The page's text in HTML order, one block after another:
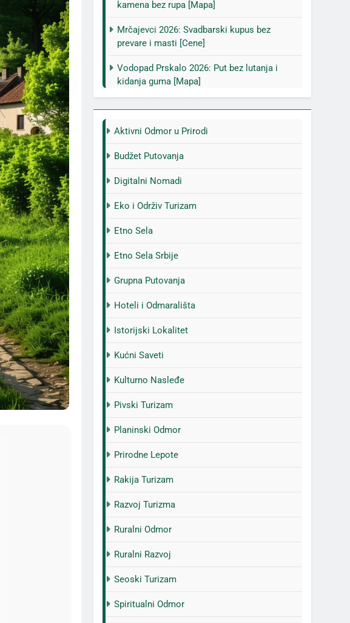
kamena bez rupa [Mapa]
Mrčajevci 2026: Svadbarski kupus bez
prevare i masti [Cene]
Vodopad Prskalo 2026: Put bez lutanja i
kidanja guma [Mapa]
Aktivni Odmor u Prirodi
Budžet Putovanja
Digitalni Nomadi
Eko i Održiv Turizam
Etno Sela
Etno Sela Srbije
Grupna Putovanja
Hoteli i Odmarališta
Istorijski Lokalitet
Kućni Saveti
Kulturno Nasleđe
Pivski Turizam
Planinski Odmor
Prirodne Lepote
Rakija Turizam
Razvoj Turizma
Ruralni Odmor
Ruralni Razvoj
Seoski Turizam
Spiritualni Odmor